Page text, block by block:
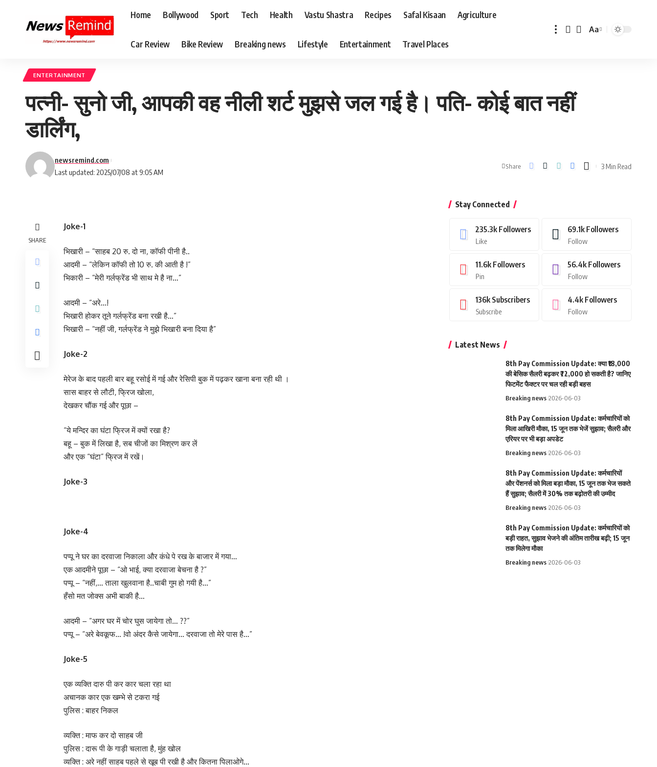
Home Bollywood Sport Tech Health Vastu Shastra Recipes Safal Kisaan Agriculture
Car Review Bike Review Breaking news Lifestyle Entertainment Travel Places
Font
Aa
ENTERTAINMENT
पत्नी- सुनो जी, आपकी वह नीली शर्ट मुझसे जल गई है। पति- कोई बात नहीं
डार्लिंग,
Last updated: 2025/07/08 at 9:05 AM
newsremind.com
Share 3 Min Read
SHARE
Joke-1
भिखारी – “साहब 20 रु. दो ना, कॉफी पीनी है..
आदमी – “लेकिन कॉफी तो 10 रु. की आती है !”
भिकारी – “मेरी गर्लफ्रेंड भी साथ मे है ना…”
आदमी – “अरे…!
भिखारी होकर तूने गर्लफ्रेंड बना रखी है…”
भिखारी – “नहीं जी, गर्लफ्रेंड ने मुझे भिखारी बना दिया है”
Joke-2
मेरेज के बाद पहली बार बहू रसोई में गई और रेसिपी बुक में पढ़कर खाना बना रही थी ।
सास बाहर से लौटी, फ्रिज खोला,
देखकर चौंक गई और पूछा –
“ये मन्दिर का घंटा फ्रिज में क्यों रखा है?
बहू – बुक में लिखा है, सब चीजों का मिश्रण कर लें
और एक “घंटा” फ्रिज में रखें।
Joke-3
Joke-4
पप्पू ने घर का दरवाजा निकाला और कंधे पे रख के बाजार में गया…
एक आदमीने पूछा – “ओ भाई, क्या दरवाजा बेचना है ?”
पप्पू – “नहीं,… ताला खुलवाना है..चाबी गुम हो गयी है…”
हँसो मत जोक्स अभी बाकी है…
आदमी – “अगर घर में चोर घुस जायेगा तो… ??”
पप्पू – “अरे बेवकूफ… !वो अंदर कैसे जायेगा… दरवाजा तो मेरे पास है…”
Joke-5
एक व्यक्ति दारु पी कर कार चला रहा था
अचानक कार एक खम्भे से टकरा गई
पुलिस : बाहर निकल
व्यक्ति : माफ कर दो साहब जी
पुलिस : दारू पी के गाड़ी चलाता है, मुंह खोल
व्यक्ति : अरे नहीं साहब पहले से खूब पी रखी है और कितना पिलाओगे…
Stay Connected
235.3k Followers
Like
69.1k Followers
Follow
11.6k Followers
Pin
56.4k Followers
Follow
136k Subscribers
Subscribe
4.4k Followers
Follow
Latest News
8th Pay Commission Update: क्या ₹18,000
की बेसिक सैलरी बढ़कर ₹72,000 हो सकती है? जानिए
फिटमेंट फैक्टर पर चल रही बड़ी बहस
Breaking news 2026-06-03
8th Pay Commission Update: कर्मचारियों को
मिला आखिरी मौका, 15 जून तक भेजें सुझाव; सैलरी और
एरियर पर भी बड़ा अपडेट
Breaking news 2026-06-03
8th Pay Commission Update: कर्मचारियों
और पेंशनर्स को मिला बड़ा मौका, 15 जून तक भेज सकते
हैं सुझाव; सैलरी में 30% तक बढ़ोतरी की उम्मीद
Breaking news 2026-06-03
8th Pay Commission Update: कर्मचारियों को
बड़ी राहत, सुझाव भेजने की अंतिम तारीख बढ़ी; 15 जून
तक मिलेगा मौका
Breaking news 2026-06-03